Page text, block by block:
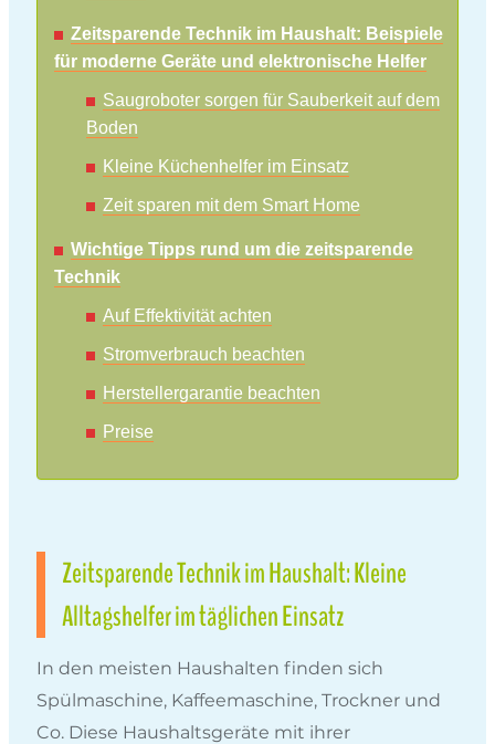
Zeitsparende Technik im Haushalt: Beispiele
für moderne Geräte und elektronische Helfer
Saugroboter sorgen für Sauberkeit auf dem
Boden
Kleine Küchenhelfer im Einsatz
Zeit sparen mit dem Smart Home
Wichtige Tipps rund um die zeitsparende
Technik
Auf Effektivität achten
Stromverbrauch beachten
Herstellergarantie beachten
Preise
Zeitsparende Technik im Haushalt: Kleine
Alltagshelfer im täglichen Einsatz
In den meisten Haushalten finden sich
Spülmaschine, Kaffeemaschine, Trockner und
Co. Diese Haushaltsgeräte mit ihrer